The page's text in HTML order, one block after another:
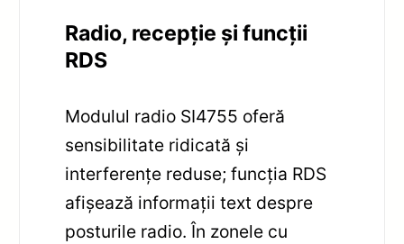
Radio, recepție și funcții
RDS
Modulul radio SI4755 oferă
sensibilitate ridicată și
interferențe reduse; funcția RDS
afișează informații text despre
posturile radio. În zonele cu